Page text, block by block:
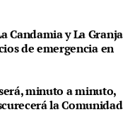
Candamia y La Granja
de emergencia en
minuto a minuto,
la Comunidad